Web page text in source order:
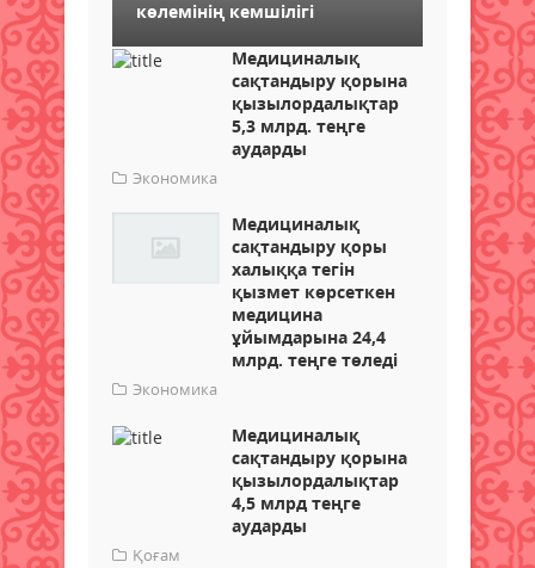
көлемінің кемшілігі
Медициналық
сақтандыру қорына
қызылордалықтар
5,3 млрд. теңге
аударды
Экономика
Медициналық
сақтандыру қоры
халыққа тегін
қызмет көрсеткен
медицина
ұйымдарына 24,4
млрд. теңге төледі
Экономика
Медициналық
сақтандыру қорына
қызылордалықтар
4,5 млрд теңге
аударды
Қоғам